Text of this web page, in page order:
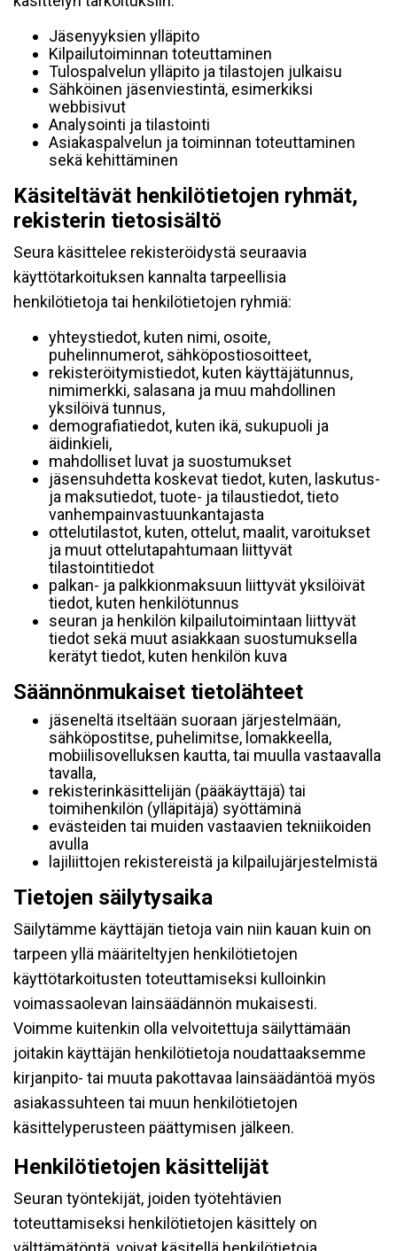
Jäsenyyksien ylläpito
Kilpailutoiminnan toteuttaminen
Tulospalvelun ylläpito ja tilastojen julkaisu
Sähköinen jäsenviestintä, esimerkiksi
webbisivut
Analysointi ja tilastointi
Asiakaspalvelun ja toiminnan toteuttaminen
sekä kehittäminen
Käsiteltävät henkilötietojen ryhmät,
rekisterin tietosisältö
Seura käsittelee rekisteröidystä seuraavia
käyttötarkoituksen kannalta tarpeellisia
henkilötietoja tai henkilötietojen ryhmiä:
yhteystiedot, kuten nimi, osoite,
puhelinnumerot, sähköpostiosoitteet,
rekisteröitymistiedot, kuten käyttäjätunnus,
nimimerkki, salasana ja muu mahdollinen
yksilöivä tunnus,
demografiatiedot, kuten ikä, sukupuoli ja
äidinkieli,
mahdolliset luvat ja suostumukset
jäsensuhdetta koskevat tiedot, kuten, laskutus-
ja maksutiedot, tuote- ja tilaustiedot, tieto
vanhempainvastuunkantajasta
ottelutilastot, kuten, ottelut, maalit, varoitukset
ja muut ottelutapahtumaan liittyvät
tilastointitiedot
palkan- ja palkkionmaksuun liittyvät yksilöivät
tiedot, kuten henkilötunnus
seuran ja henkilön kilpailutoimintaan liittyvät
tiedot sekä muut asiakkaan suostumuksella
kerätyt tiedot, kuten henkilön kuva
Säännönmukaiset tietolähteet
jäseneltä itseltään suoraan järjestelmään,
sähköpostitse, puhelimitse, lomakkeella,
mobiilisovelluksen kautta, tai muulla vastaavalla
tavalla,
rekisterinkäsittelijän (pääkäyttäjä) tai
toimihenkilön (ylläpitäjä) syöttäminä
evästeiden tai muiden vastaavien tekniikoiden
avulla
lajiliittojen rekistereistä ja kilpailujärjestelmistä
Tietojen säilytysaika
Säilytämme käyttäjän tietoja vain niin kauan kuin on
tarpeen yllä määriteltyjen henkilötietojen
käyttötarkoitusten toteuttamiseksi kulloinkin
voimassaolevan lainsäädännön mukaisesti.
Voimme kuitenkin olla velvoitettuja säilyttämään
joitakin käyttäjän henkilötietoja noudattaaksemme
kirjanpito- tai muuta pakottavaa lainsäädäntöä myös
asiakassuhteen tai muun henkilötietojen
käsittelyperusteen päättymisen jälkeen.
Henkilötietojen käsittelijät
Seuran työntekijät, joiden työtehtävien
toteuttamiseksi henkilötietojen käsittely on